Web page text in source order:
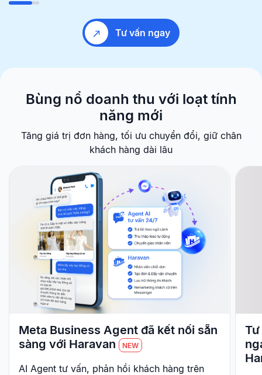
Tư vấn ngay
Bùng nổ doanh thu với loạt tính
năng mới
Tăng giá trị đơn hàng, tối ưu chuyển đổi, giữ chân
khách hàng dài lâu
Meta Business Agent đã kết nối sẵn
sàng với Haravan
NEW
AI Agent tư vấn, phản hồi khách hàng trên